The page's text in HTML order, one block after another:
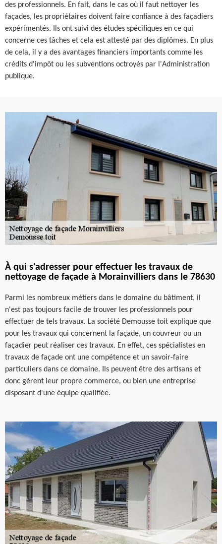
des professionnels. En fait, dans le cas où il faut nettoyer les
façades, les propriétaires doivent faire confiance à des façadiers
expérimentés. Ils ont suivi des études spécifiques en ce qui
concerne ces tâches et cela est attesté par des diplômes. En plus
de cela, il y a des avantages financiers importants comme les
crédits d'impôt ou les subventions octroyés par l'Administration
publique.
À qui s'adresser pour effectuer les travaux de
nettoyage de façade à Morainvilliers dans le 78630
Parmi les nombreux métiers dans le domaine du bâtiment, il
n'est pas toujours facile de trouver les professionnels pour
effectuer de tels travaux. La société Demousse toit explique que
pour les travaux qui concernent la façade, un couvreur ou un
façadier peut réaliser ces travaux. En effet, ces spécialistes en
travaux de façade ont une compétence et un savoir-faire
particuliers dans ce domaine. Ils peuvent être des artisans et
donc gèrent leur propre commerce, ou bien une entreprise
disposant d'une équipe qualifiée.